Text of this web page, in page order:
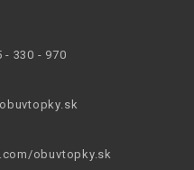
- 330 - 970
obuvtopky.sk